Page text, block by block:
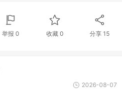
举报 0 收藏 0 分享15
2026-08-07